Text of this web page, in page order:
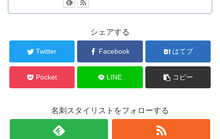
シェアする
Twitter Facebook はてブ
Pocket LINE コピー
名刺スタイリストをフォローする